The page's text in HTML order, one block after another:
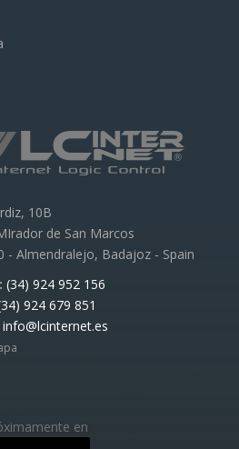
10B
de San Marcos
- Almendralejo, Badajoz - Spain
(34) 924 952 156
924 679 851
info@lcinternet.es
en